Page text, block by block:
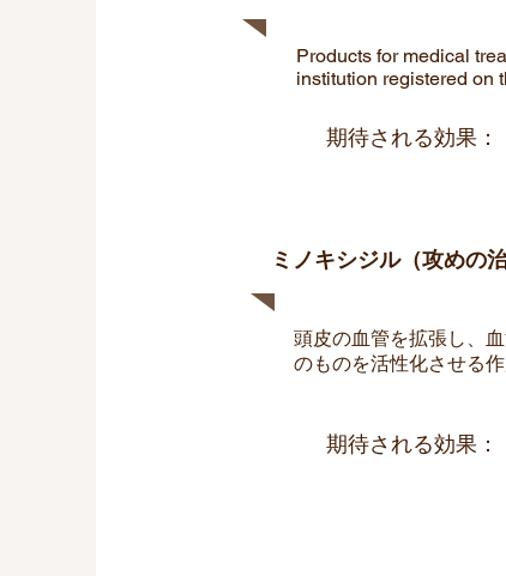
Products for medical
institution registered on
期待される効果：
ミノキシジル（攻めの治
頭皮の血管を拡張し、
のものを活性化させる
期待される効果：